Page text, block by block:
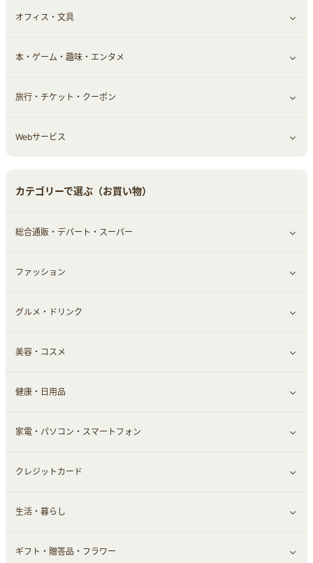
不動産
引越し
エコ・エネルギー
車情報・カーシェア・レンタル
ギフト・贈答品
すべて見る
習い事・学習・学校
仕事・転職
オフィス・文具
すべて見る
オフィス・文具
本・ゲーム・趣味・エンタメ
すべて見る
ゲーム・趣味
旅行・チケット・クーポン
すべて見る
Webサービス
カテゴリーで選ぶ（お買い物）
総合通販・デパート・スーパー
すべて見る
総合通販
デパート・スーパー
ファッション
すべて見る
ファッション
インナー・下着
靴・フットウェア
小物・かばん
スーツ・フォーマル
グルメ・ドリンク
すべて見る
グルメ
ドリンク
お酒
食材宅配
美容・コスメ
すべて見る
スキンケア
メイクアップ
ヘアケア
メンズ美容
健康・日用品
すべて見る
健康食品｜青汁・飲料
健康食品｜乳酸菌・ケフィア
健康食品｜その他
家電・パソコン・スマートフォン
すべて見る
家電・パソコン・ソフトウェア
スマホ・携帯電話・SIM
クレジットカード
すべて見る
クレジットカード
生活・暮らし
すべて見る
ギフト・贈答品・フラワー